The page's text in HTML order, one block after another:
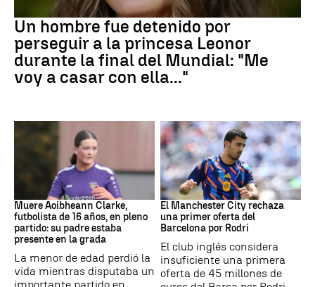
Mundial 2026
Un hombre fue detenido por
perseguir a la princesa Leonor
durante la final del Mundial: "Me
voy a casar con ella..."
Muere Aoibheann Clarke,
futbolista de 16 años, en pleno
partido: su padre estaba
presente en la grada
La menor de edad perdió la
vida mientras disputaba un
Fútbol
El Manchester City rechaza
una primer oferta del
Barcelona por Rodri
El club inglés considera
insuficiente una primera
oferta de 45 millones de